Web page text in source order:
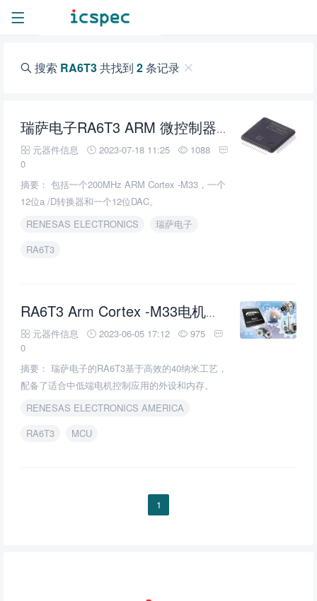
搜索 RA6T3共找到 2条记录
瑞萨电子RA6T3ARM 微控制器的介绍、特性、及应用
0
RENESAS ELECTRONICS
瑞萨电子
RA6T3
RA6T3Arm Cortex -M33电机控制MCU的介绍、特性、及应用
0
RENESAS ELECTRONICS AMERICA
1